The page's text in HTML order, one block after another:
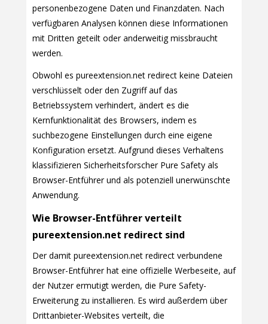
personenbezogene Daten und Finanzdaten. Nach
verfügbaren Analysen können diese Informationen
mit Dritten geteilt oder anderweitig missbraucht
werden.
Obwohl es pureextension.net redirect keine Dateien
verschlüsselt oder den Zugriff auf das
Betriebssystem verhindert, ändert es die
Kernfunktionalität des Browsers, indem es
suchbezogene Einstellungen durch eine eigene
Konfiguration ersetzt. Aufgrund dieses Verhaltens
klassifizieren Sicherheitsforscher Pure Safety als
Browser-Entführer und als potenziell unerwünschte
Anwendung.
Wie Browser-Entführer verteilt
pureextension.net redirect sind
Der damit pureextension.net redirect verbundene
Browser-Entführer hat eine offizielle Werbeseite, auf
der Nutzer ermutigt werden, die Pure Safety-
Erweiterung zu installieren. Es wird außerdem über
Drittanbieter-Websites verteilt, die